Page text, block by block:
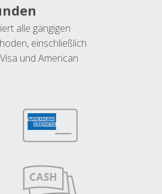
alle gängigen
einschließlich
und American